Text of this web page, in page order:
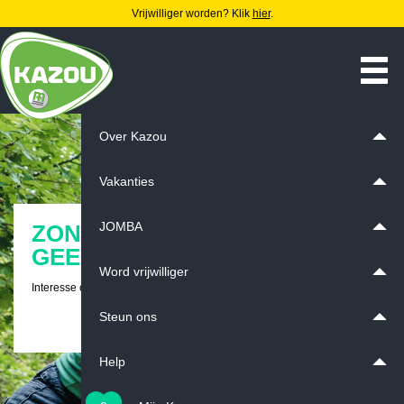
Vrijwilliger worden? Klik hier.
Over Kazou
Vakanties
JOMBA
Word vrijwilliger
Steun ons
Help
ZONDER VRIJWILLIGERS,
GEEN KAZOUVAKANTIE!
Interesse om Kazoumoni of kookvrijwilliger te worden?